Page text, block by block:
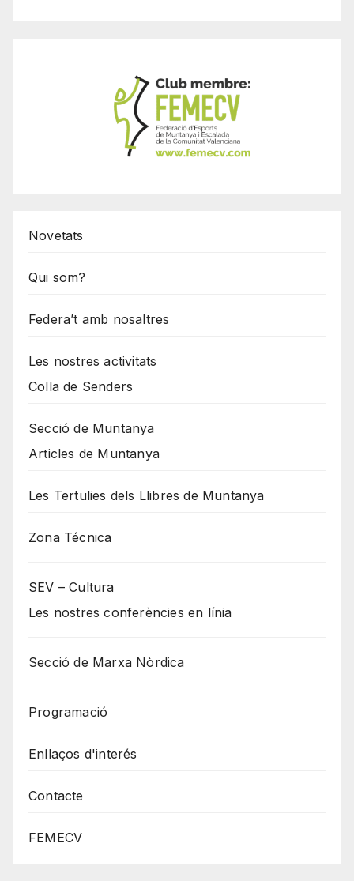
Novetats
Qui som?
Federa’t amb nosaltres
Les nostres activitats
Colla de Senders
Secció de Muntanya
Articles de Muntanya
Les Tertulies dels Llibres de Muntanya
Zona Técnica
SEV – Cultura
Les nostres conferències en línia
Secció de Marxa Nòrdica
Programació
Enllaços d'interés
Contacte
FEMECV